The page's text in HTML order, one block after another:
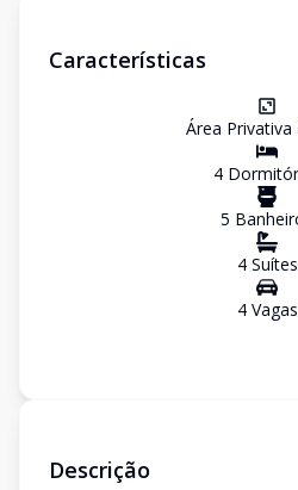
Características
Área Privativa
4
5
4Suítes
4Vagas
Descrição